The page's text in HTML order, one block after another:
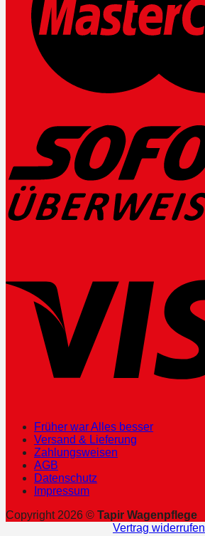
Früher war Alles besser
Versand & Lieferung
Zahlungsweisen
AGB
Datenschutz
Impressum
Copyright 2026 © Tapir Wagenpflege
Vertrag widerrufen